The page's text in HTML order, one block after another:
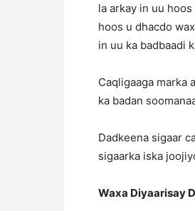
la arkay in uu
hoos u dhacdo
in uu ka badbaadi
Caqligaaga marka
ka badan
Dadkeena sigaar
sigaarka iska
Waxa Diyaarisay